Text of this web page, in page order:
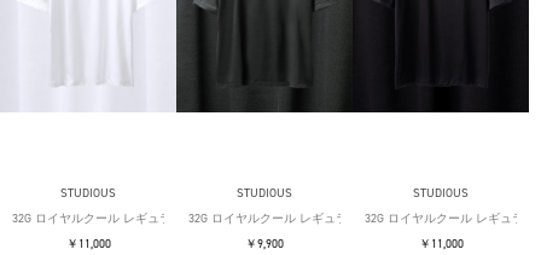
STUDIOUS
32G ロイヤルクール レギュラーTシャツ
￥11,000
STUDIOUS
32G ロイヤルクール レギュラーTシャツ
￥9,900
STUDIOUS
32G ロイヤルクール レギュラー
￥11,000